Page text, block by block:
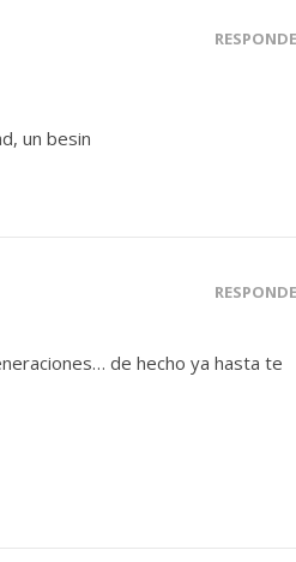
un besin
de hecho ya hasta te